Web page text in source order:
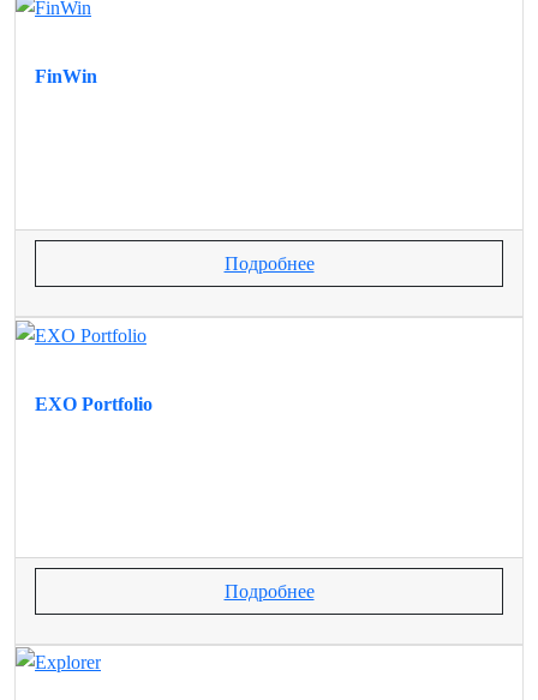
FinWin
Подробнее
EXO Portfolio
Подробнее